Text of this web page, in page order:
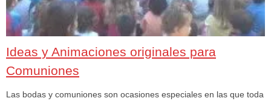
Ideas y Animaciones originales para
Comuniones
Las bodas y comuniones son ocasiones especiales en las que toda